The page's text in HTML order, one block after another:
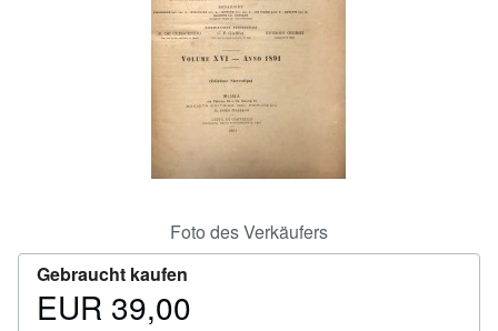
SCHLIESSEN
Foto des Verkäufers
Gebraucht kaufen
Preis
EUR 39,00